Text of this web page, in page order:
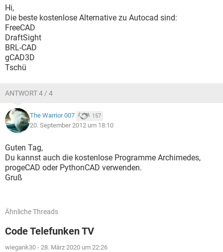
Hi,
Die beste kostenlose Alternative zu Autocad sind:
FreeCAD
DraftSight
BRL-CAD
gCAD3D
Tschü
ANTWORT 4 / 4
The Warrior 007 157
20. September 2012 um 18:10
Guten Tag,
Du kannst auch die kostenlose Programme Archimedes,
progeCAD oder PythonCAD verwenden.
Gruß
Ähnliche Threads
Code Telefunken TV
wiegank30 - 28. März 2020 um 22:26